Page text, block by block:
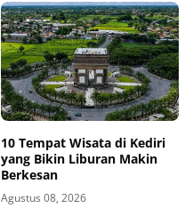
10 Tempat Wisata di Kediri
yang Bikin Liburan Makin
Berkesan
Agustus 08, 2026